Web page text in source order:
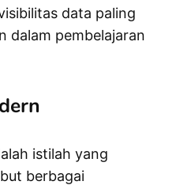
data paling
dalam pembelajaran
istilah yang
berbagai